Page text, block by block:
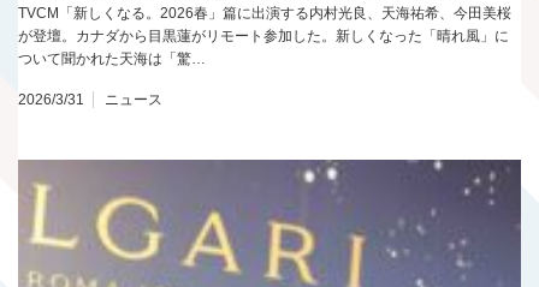
TVCM「新しくなる。2026春」篇に出演する内村光良、天海祐希、今田美桜
が登壇。カナダから目黒蓮がリモート参加した。新しくなった「晴れ風」に
ついて聞かれた天海は「驚…
2026/3/31 ニュース